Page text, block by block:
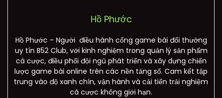
Hồ Phước
Hồ Phước – Người điều hành cổng game bài đổi thưởng
uy tín B52 Club, với kinh nghiệm trong quản lý sản phẩm
cá cược, điều phối đội ngũ phát triển và xây dựng chiến
lược game bài online trên các nền tảng số. Cam kết tập
trung vào độ xanh chín, vận hành và cải tiến trải nghiệm
cá cược không giới hạn.